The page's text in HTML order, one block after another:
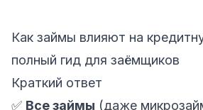
Как займы влияют на
полный гид для заёмщиков
Краткий ответ
✅ Все займы (даже